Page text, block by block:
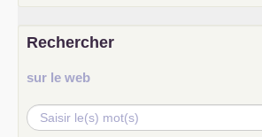
Rechercher
sur le web